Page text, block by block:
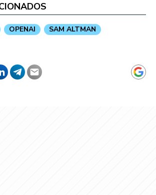
OPENAI
SAM ALTMAN